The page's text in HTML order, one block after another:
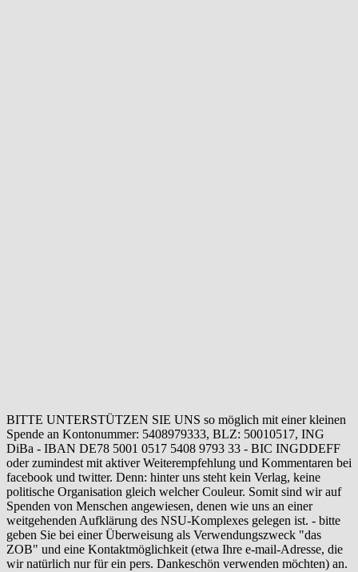
BITTE UNTERSTÜTZEN SIE UNS so möglich mit einer kleinen
Spende an Kontonummer: 5408979333, BLZ: 50010517, ING
DiBa - IBAN DE78 5001 0517 5408 9793 33 - BIC INGDDEFF
oder zumindest mit aktiver Weiterempfehlung und Kommentaren bei
facebook und twitter. Denn: hinter uns steht kein Verlag, keine
politische Organisation gleich welcher Couleur. Somit sind wir auf
Spenden von Menschen angewiesen, denen wie uns an einer
weitgehenden Aufklärung des NSU-Komplexes gelegen ist. - bitte
geben Sie bei einer Überweisung als Verwendungszweck "das
ZOB" und eine Kontaktmöglichkeit (etwa Ihre e-mail-Adresse, die
wir natürlich nur für ein pers. Dankeschön verwenden möchten) an.